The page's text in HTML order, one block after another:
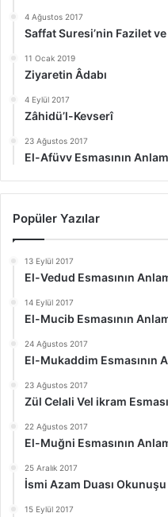
4 Ağustos 2017
Saffat Suresi’nin Fazilet ve
11 Ocak 2019
Ziyaretin Âdabı
4 Eylül 2017
Zâhidü’l-Kevserî
23 Ağustos 2017
El-Afüvv Esmasının
Popüler Yazılar
13 Eylül 2017
El-Vedud Esmasının
14 Eylül 2017
El-Mucib Esmasının
24 Ağustos 2017
El-Mukaddim Esmasının
23 Ağustos 2017
Zül Celali Vel ikram
22 Ağustos 2017
El-Muğni Esmasının
25 Aralık 2017
İsmi Azam Duası
15 Eylül 2017